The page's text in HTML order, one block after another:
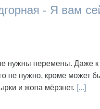
- Я вам
нужны перемены. Даже
не нужно, кроме может
и жопа мёрзнет. [...]